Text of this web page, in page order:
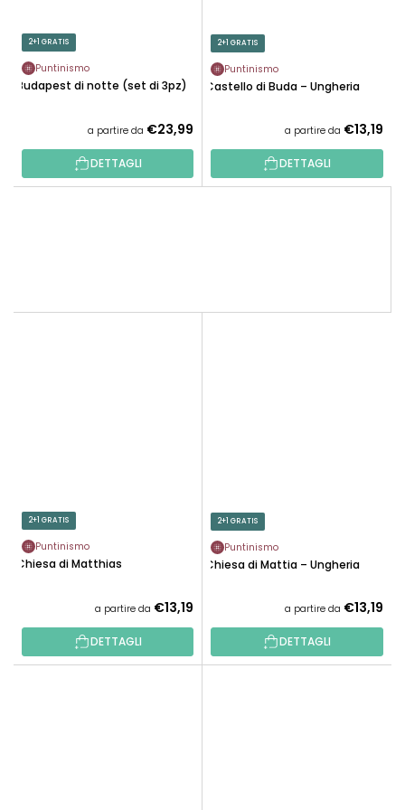
2+1 GRATIS
Puntinismo
Budapest di notte (set di 3pz)
a partire da €23,99
DETTAGLI
2+1 GRATIS
Puntinismo
Castello di Buda – Ungheria
a partire da €13,19
DETTAGLI
2+1 GRATIS
Puntinismo
Chiesa di Matthias
a partire da €13,19
DETTAGLI
2+1 GRATIS
Puntinismo
Chiesa di Mattia – Ungheria
a partire da €13,19
DETTAGLI